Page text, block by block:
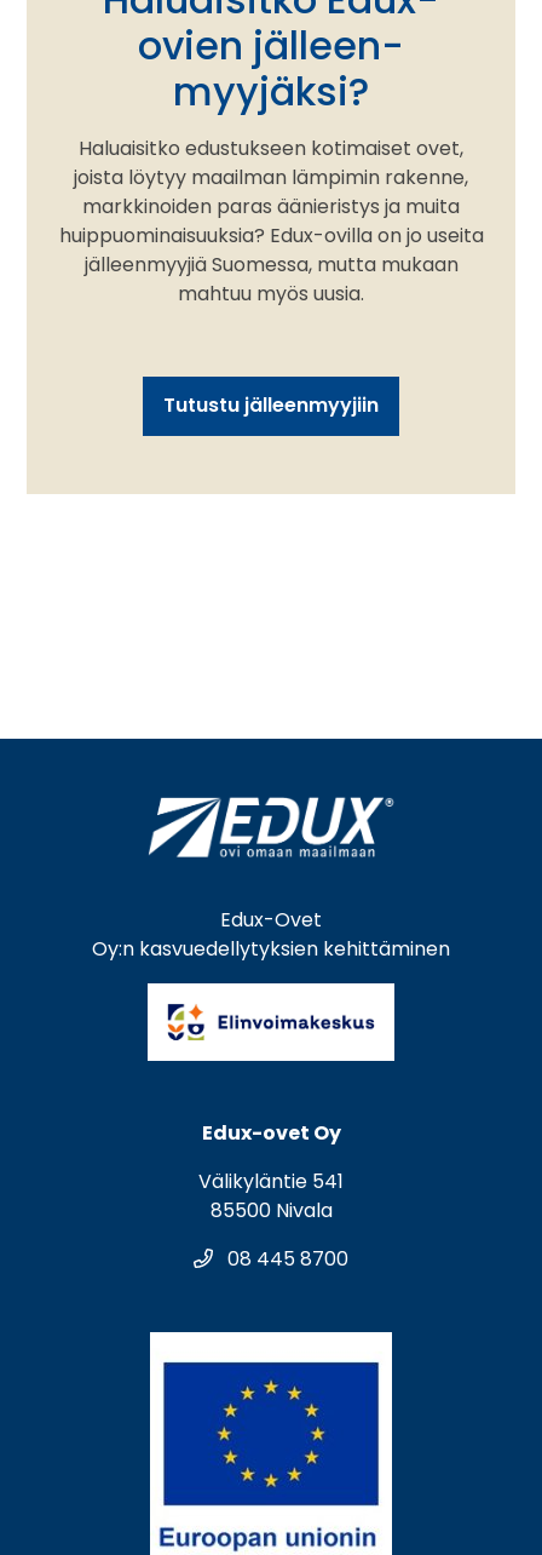
ovien jälleen­
myyjäksi?
Haluaisitko edustukseen kotimaiset ovet,
joista löytyy maailman lämpimin rakenne,
markkinoiden paras äänieristys ja muita
huippuominaisuuksia? Edux-ovilla on jo useita
jälleenmyyjiä Suomessa, mutta mukaan
mahtuu myös uusia.
Tutustu jälleenmyyjiin
Edux-Ovet
Oy:n kasvuedellytyksien kehittäminen
Edux-ovet Oy
Välikyläntie 541
85500 Nivala
08 445 8700